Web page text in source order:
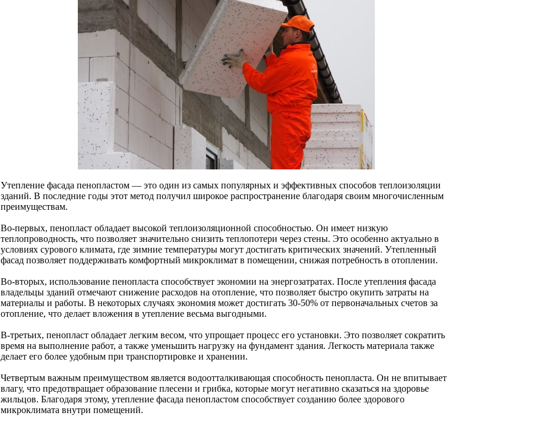
Утепление фасада пенопластом — это один из самых популярных и эффективных способов теплоизоляции
зданий. В последние годы этот метод получил широкое распространение благодаря своим многочисленным
преимуществам.
Во-первых, пенопласт обладает высокой теплоизоляционной способностью. Он имеет низкую
теплопроводность, что позволяет значительно снизить теплопотери через стены. Это особенно актуально в
условиях сурового климата, где зимние температуры могут достигать критических значений. Утепленный
фасад позволяет поддерживать комфортный микроклимат в помещении, снижая потребность в отоплении.
Во-вторых, использование пенопласта способствует экономии на энергозатратах. После утепления фасада
владельцы зданий отмечают снижение расходов на отопление, что позволяет быстро окупить затраты на
материалы и работы. В некоторых случаях экономия может достигать 30-50% от первоначальных счетов за
отопление, что делает вложения в утепление весьма выгодными.
В-третьих, пенопласт обладает легким весом, что упрощает процесс его установки. Это позволяет сократить
время на выполнение работ, а также уменьшить нагрузку на фундамент здания. Легкость материала также
делает его более удобным при транспортировке и хранении.
Четвертым важным преимуществом является водоотталкивающая способность пенопласта. Он не впитывает
влагу, что предотвращает образование плесени и грибка, которые могут негативно сказаться на здоровье
жильцов. Благодаря этому, утепление фасада пенопластом способствует созданию более здорового
микроклимата внутри помещений.